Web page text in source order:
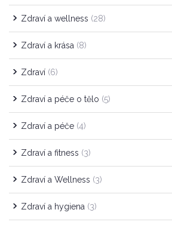
Zdraví a wellness (28)
Zdraví a krása (8)
Zdraví (6)
Zdraví a péče o tělo (5)
Zdraví a péče (4)
Zdraví a fitness (3)
Zdraví a Wellness (3)
Zdraví a hygiena (3)